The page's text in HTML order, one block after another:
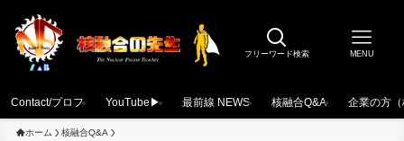
フリーワード検索 MENU
Contact/プロフ YouTube▶ 最前線 NEWS 核融合Q&A 企業の方
ホーム 核融合Q&A